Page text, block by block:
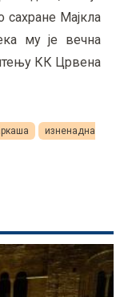
сахране Мајкла
му је вечна
КК Црвена
изненадна